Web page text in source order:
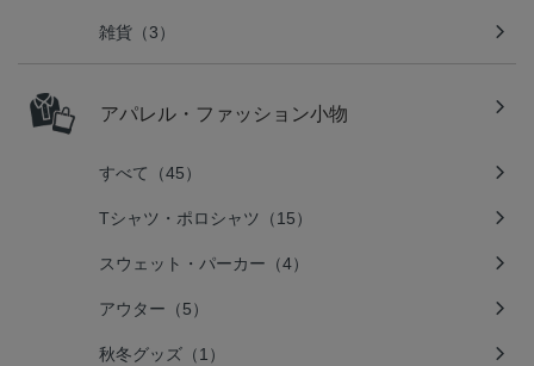
雑貨（3）
アパレル・ファッション小物
すべて（45）
Tシャツ・ポロシャツ（15）
スウェット・パーカー（4）
アウター（5）
秋冬グッズ（1）